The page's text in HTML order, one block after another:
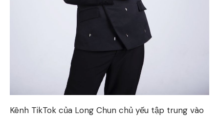
Kênh TikTok của Long Chun chủ yếu tập trung vào